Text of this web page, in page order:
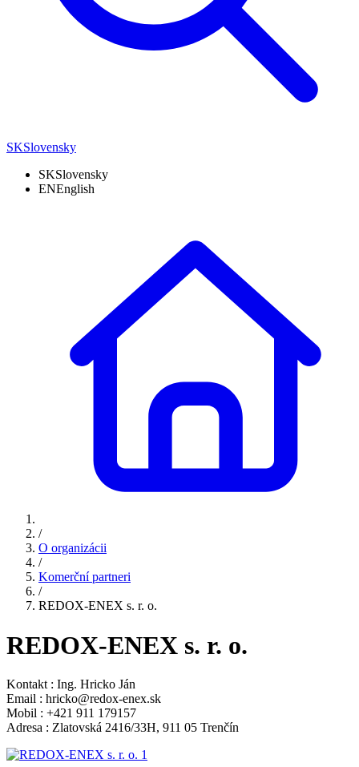
SKSlovensky
SKSlovensky
ENEnglish
/
O organizácii
/
Komerční partneri
/
REDOX-ENEX s. r. o.
REDOX-ENEX s. r. o.
Kontakt : Ing. Hricko Ján
Email : hricko@redox-enex.sk
Mobil : +421 911 179157
Adresa : Zlatovská 2416/33H, 911 05 Trenčín